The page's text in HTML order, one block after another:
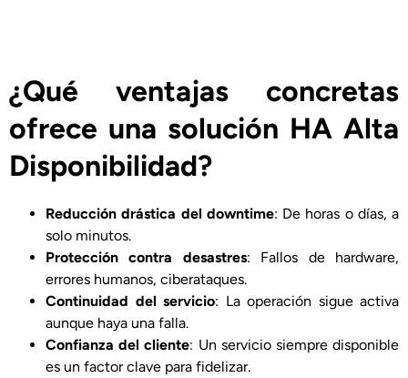
¿Qué ventajas concretas
ofrece una solución HA Alta
Disponibilidad?
Reducción drástica del downtime: De horas o días, a
solo minutos.
Protección contra desastres: Fallos de hardware,
errores humanos, ciberataques.
Continuidad del servicio: La operación sigue activa
aunque haya una falla.
Confianza del cliente: Un servicio siempre disponible
es un factor clave para fidelizar.